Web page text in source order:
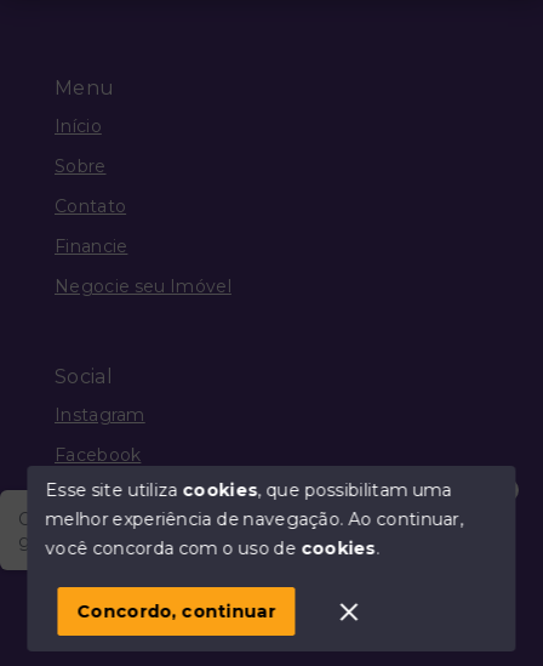
Menu
Início
Sobre
Contato
Financie
Negocie seu Imóvel
Social
Instagram
Facebook
© Copyright 2026 - Guia Mais Imóveis - Todos os
SITE PARA IMOBILIARIA
Olá, vim através do Portal Imobiliário Guia Mais e
gostaria de saber a respeito dos produtos e serviços
Esse site utiliza cookies, que possibilitam uma
melhor experiência de navegação.Ao continuar,
você concorda com o uso de cookies.
Concordo, continuar